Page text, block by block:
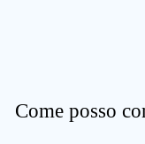
Come posso